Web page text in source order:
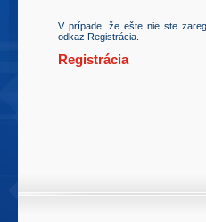
V prípade, že ešte nie ste
odkaz Registrácia.
Registrácia